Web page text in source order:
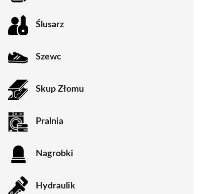
Ślusarz
Szewc
Skup Złomu
Pralnia
Nagrobki
Hydraulik